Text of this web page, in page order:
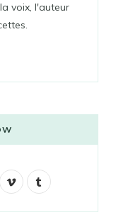
voix, l'auteur
V